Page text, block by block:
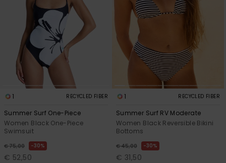
1 RECYCLED FIBER
Summer Surf One-Piece
Women Black One-Piece
Swimsuit
€ 75,00 30%
€ 52,50
1 RECYCLED FIBER
Summer Surf RV Moderate
Women Black Reversible Bikini
Bottoms
€ 45,00 30%
€ 31,50